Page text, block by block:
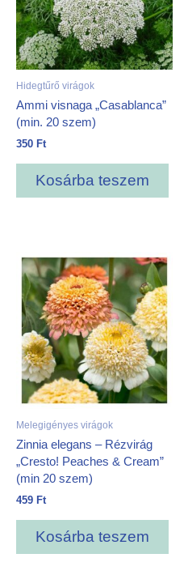
Hidegtűrő virágok
Ammi visnaga „Casablanca”
(min. 20 szem)
350 Ft
Kosárba teszem
Melegigényes virágok
Zinnia elegans – Rézvirág
„Cresto! Peaches & Cream”
(min 20 szem)
459 Ft
Kosárba teszem